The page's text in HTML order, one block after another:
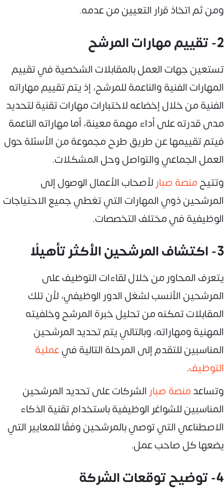
ومن ثم اتخاذ قرار التعيين من عدمه.
2- تقييم مهارات المرشح
تستعين جهات العمل بالمقابلات الشخصية في تقييم
المهارات الفنية والناعمة للمرشح، إذ يتم تقييم مهاراته
الفنية من خلال إخضاعه لاختبارات مهارات تقنية لتحديد
مدى قدرته على أداء مهمة معينة، أما مهاراته الناعمة
فيتم تقييمها عن طريق طرح مجموعة من الأسئلة حول
العمل الجماعي والتواصل وحل المشكلات.
وتتيحمنصة صبار لأصحاب الأعمال الوصول إلى
المرشحين ذوي المهارات التي تغطي جميع الاحتياجات
الوظيفية في مختلف التخصصات.
3- اكتشاف المرشحين الأكثر تأهيلًا
يتعرف المحاور من خلال لقاءات التوظيف على
المرشحين الأنسب لشغل الدور الوظيفي، لأن تلك
المقابلات تمكنه من تحليل خبرة المرشح وخلفيته
المهنية ومهاراته، وبالتالي يتم تحديد المرشحين
المناسبين للتقدم إلى المرحلة التالية فيعملية
التوظيف.
وتساعدمنصة صبار الشركات على تحديد المرشحين
المناسبين للشواغر الوظيفية باستخدام تقنية الذكاء
الاصطناعي التي توصي بالمرشحين وفقًا للمعايير التي
يضعها كل صاحب عمل.
4- توضيح توقعات الشركة